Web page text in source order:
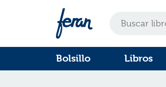
Bolsillo Libros